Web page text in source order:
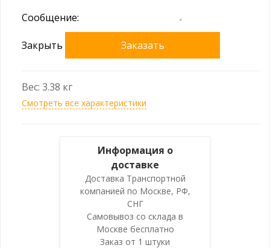
Сообщение:
Закрыть Заказать
Вес: 3.38 кг
Смотреть все характеристики
Информация о
доставке
Доставка Транспортной
компанией по Москве, РФ,
СНГ
Самовывоз со склада в
Москве бесплатно
Заказ от 1 штуки